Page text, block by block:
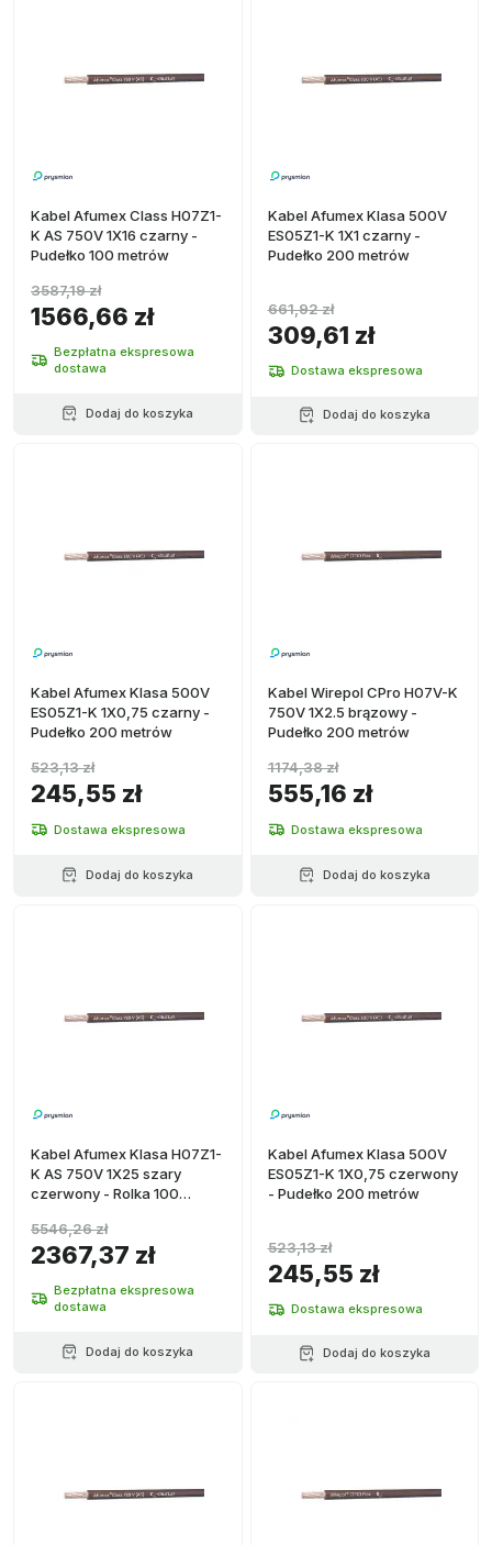
Kabel Afumex Class H07Z1-
K AS 750V 1X16 czarny -
Pudełko 100 metrów
1566,66 zł
3587,19 zł
Bezpłatna ekspresowa
dostawa
Dodaj do koszyka
Kabel Afumex Klasa 500V
ES05Z1-K 1X1 czarny -
Pudełko 200 metrów
309,61 zł
661,92 zł
Dostawa ekspresowa
Dodaj do koszyka
Kabel Afumex Klasa 500V
ES05Z1-K 1X0,75 czarny -
Pudełko 200 metrów
245,55 zł
523,13 zł
Dostawa ekspresowa
Dodaj do koszyka
Kabel Wirepol CPro H07V-K
750V 1X2.5 brązowy -
Pudełko 200 metrów
555,16 zł
1174,38 zł
Dostawa ekspresowa
Dodaj do koszyka
Kabel Afumex Klasa H07Z1-
K AS 750V 1X25 szary
czerwony - Rolka 100
2367,37 zł
5546,26 zł
Bezpłatna ekspresowa
dostawa
Dodaj do koszyka
Kabel Afumex Klasa 500V
ES05Z1-K 1X0,75 czerwony
- Pudełko 200 metrów
245,55 zł
523,13 zł
Dostawa ekspresowa
Dodaj do koszyka